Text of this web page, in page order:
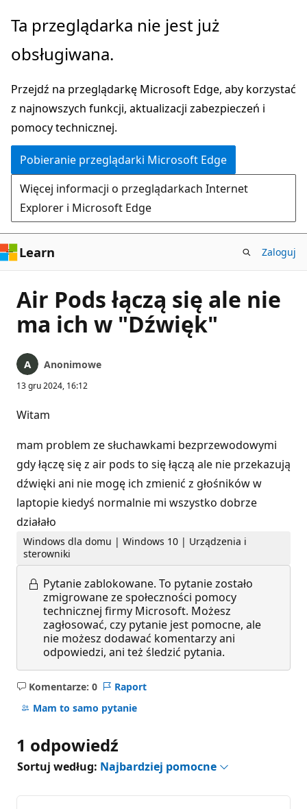
Przejdź
głównej
Ta przeglądarka nie jest już
obsługiwana.
Przejdź na przeglądarkę Microsoft Edge, aby korzystać
z najnowszych funkcji, aktualizacji zabezpieczeń i
pomocy technicznej.
Pobieranie przeglądarki Microsoft Edge
Więcej informacji o przeglądarkach Internet
Explorer i Microsoft Edge
Learn Zaloguj
Air Pods łączą się ale nie
ma ich w "Dźwięk"
Anonimowe
13 gru 2024, 16:12
Witam
mam problem ze słuchawkami bezprzewodowymi
gdy łączę się z air pods to się łączą ale nie przekazują
dźwięki ani nie mogę ich zmienić z głośników w
laptopie kiedyś normalnie mi wszystko dobrze
działało
Windows dla domu | Windows 10 | Urządzenia i
sterowniki
Pytanie zablokowane. To pytanie zostało
zmigrowane ze społeczności pomocy
technicznej firmy Microsoft. Możesz
zagłosować, czy pytanie jest pomocne, ale
nie możesz dodawać komentarzy ani
odpowiedzi, ani też śledzić pytania.
Komentarze: 0
Brak
komentarzy
Raport
Mam to samo pytanie
1 odpowiedź
Sortuj według: Najbardziej pomocne